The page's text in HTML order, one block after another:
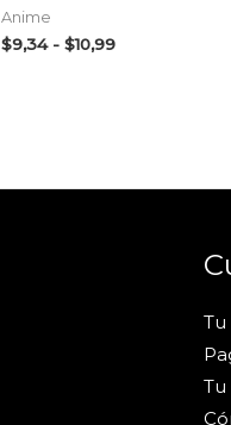
Anime
$9,34 - $10,99
Tu
Tu